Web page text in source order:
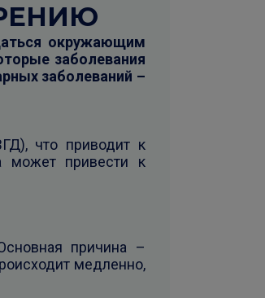
окружающим
заболевания
заболеваний –
что приводит к
может привести к
причина –
медленно,